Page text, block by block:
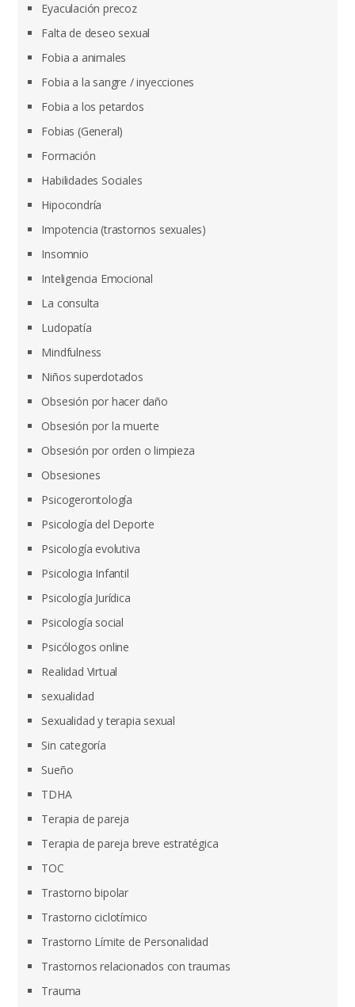
Eyaculación precoz
Falta de deseo sexual
Fobia a animales
Fobia a la sangre / inyecciones
Fobia a los petardos
Fobias (General)
Formación
Habilidades Sociales
Hipocondría
Impotencia (trastornos sexuales)
Insomnio
Inteligencia Emocional
La consulta
Ludopatía
Mindfulness
Niños superdotados
Obsesión por hacer daño
Obsesión por la muerte
Obsesión por orden o limpieza
Obsesiones
Psicogerontología
Psicología del Deporte
Psicología evolutiva
Psicologia Infantil
Psicología Jurídica
Psicología social
Psicólogos online
Realidad Virtual
sexualidad
Sexualidad y terapia sexual
Sin categoría
Sueño
TDHA
Terapia de pareja
Terapia de pareja breve estratégica
TOC
Trastorno bipolar
Trastorno ciclotímico
Trastorno Límite de Personalidad
Trastornos relacionados con traumas
Trauma